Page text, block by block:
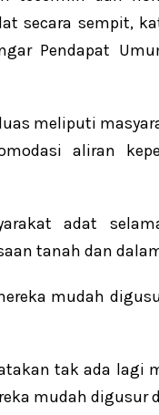
secara sempit,
Pendapat
meliputi
aliran
adat
tanah dan
mudah
tak ada lagi
mudah digusur